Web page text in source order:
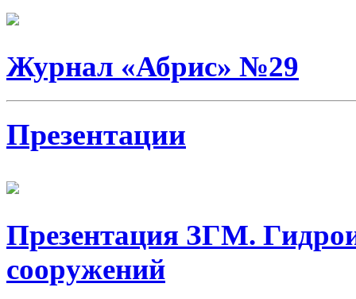
Журнал «Абрис» №29
Презентации
Презентация ЗГМ.
сооружений